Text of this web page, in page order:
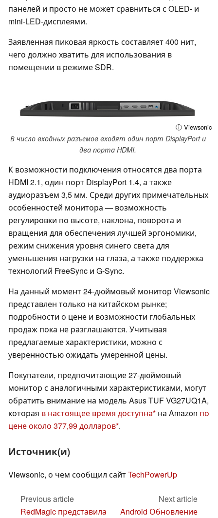
панелей и просто не может сравниться с OLED- и
mini-LED-дисплеями.
Заявленная пиковая яркость составляет 400 нит,
чего должно хватить для использования в
помещении в режиме SDR.
ⓘ Viewsonic
В число входных разъемов входят один порт DisplayPort и
два порта HDMI.
К возможности подключения относятся два порта
HDMI 2.1, один порт DisplayPort 1.4, а также
аудиоразъем 3,5 мм. Среди других примечательных
особенностей монитора — возможность
регулировки по высоте, наклона, поворота и
вращения для обеспечения лучшей эргономики,
режим снижения уровня синего света для
уменьшения нагрузки на глаза, а также поддержка
технологий FreeSync и G-Sync.
На данный момент 24-дюймовый монитор Viewsonic
представлен только на китайском рынке;
подробности о цене и возможности глобальных
продаж пока не разглашаются. Учитывая
предлагаемые характеристики, можно с
уверенностью ожидать умеренной цены.
Покупатели, предпочитающие 27-дюймовый
монитор с аналогичными характеристиками, могут
обратить внимание на модель Asus TUF VG27UQ1A,
которая в настоящее время доступна на Amazon по
цене около 377,99 долларов .
Источник(и)
Viewsonic, о чем сообщил сайтTechPowerUp
Previous article
RedMagic представила
Next article
Android Обновление